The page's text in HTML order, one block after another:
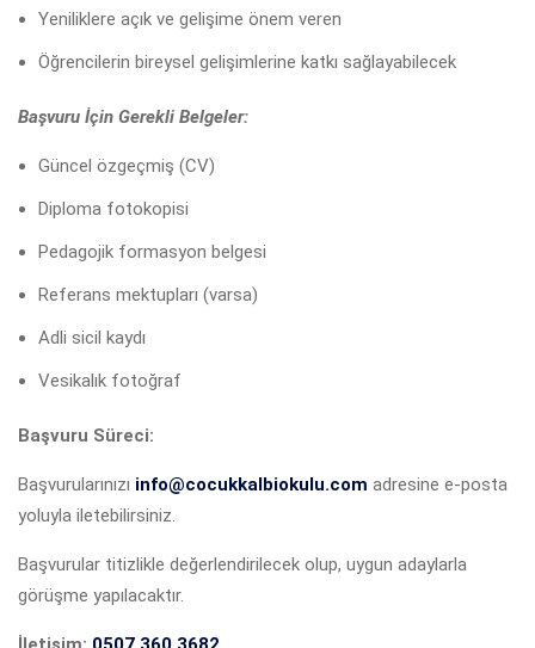
Yeniliklere açık ve gelişime önem veren
Öğrencilerin bireysel gelişimlerine katkı sağlayabilecek
Başvuru İçin Gerekli Belgeler:
Güncel özgeçmiş (CV)
Diploma fotokopisi
Pedagojik formasyon belgesi
Referans mektupları (varsa)
Adli sicil kaydı
Vesikalık fotoğraf
Başvuru Süreci:
Başvurularınızı info@cocukkalbiokulu.com adresine e-posta
yoluyla iletebilirsiniz.
Başvurular titizlikle değerlendirilecek olup, uygun adaylarla
görüşme yapılacaktır.